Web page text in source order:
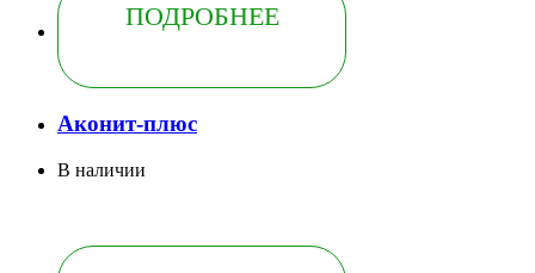
ПОДРОБНЕЕ
Аконит-плюс
В наличии